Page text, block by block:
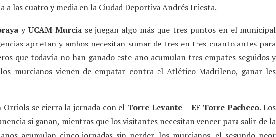
a las cuatro y media en la Ciudad Deportiva Andrés Iniesta.
yUCAM Murciase juegan algo más que tres puntos en el municipal
aprietan y ambos necesitan sumar de tres en tres cuanto antes para
que todavía no han ganado este año acumulan tres empates seguidos y
murcianos vienen de empatar contra el Atlético Madrileño, ganar les
Orriols se cierra la jornada con el Torre Levante – EF Torre Pacheco. Los
si ganan, mientras que los visitantes necesitan vencer para salir de la